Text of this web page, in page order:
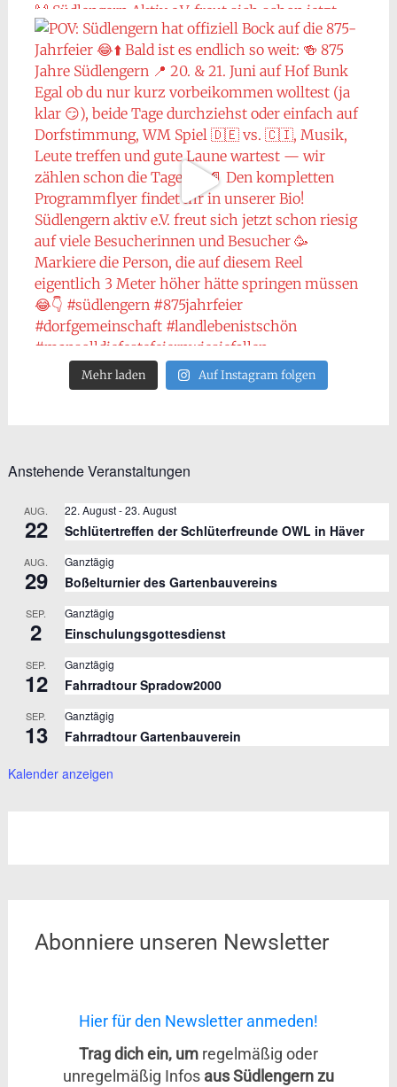
Mehr laden Auf Instagram folgen
Anstehende Veranstaltungen
AUG.
22
22. August-23. August
Schlütertreffen der Schlüterfreunde OWL in Häver
AUG.
29
Ganztägig
Boßelturnier des Gartenbauvereins
SEP.
2
Ganztägig
Einschulungsgottesdienst
SEP.
12
Ganztägig
Fahrradtour Spradow2000
SEP.
13
Ganztägig
Fahrradtour Gartenbauverein
Kalender anzeigen
Abonniere unseren Newsletter
Hier für den Newsletter anmeden!
Trag dich ein, um regelmäßig oder
unregelmäßig Infos aus Südlengern zu